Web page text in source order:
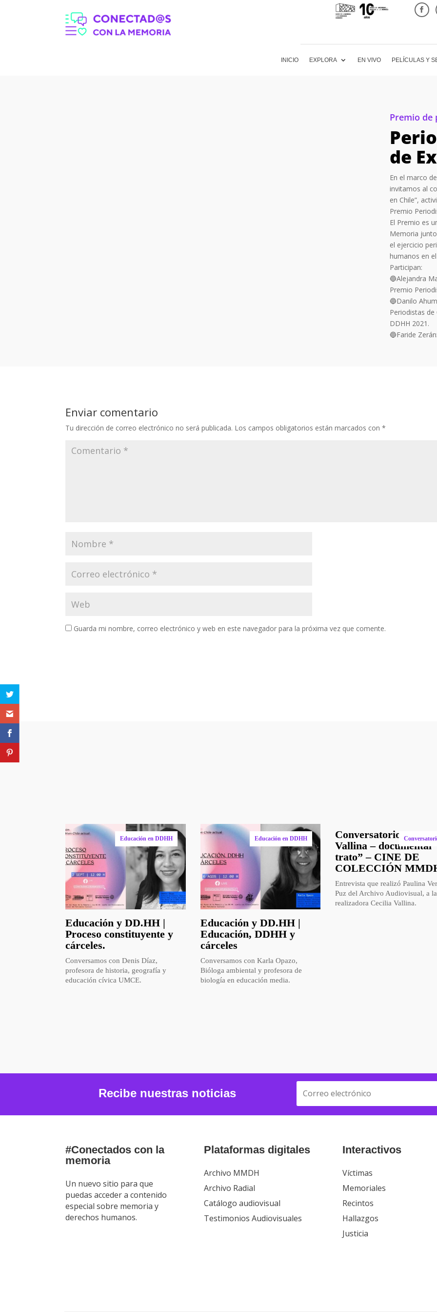
INICIO EXPLORA EN VIVO PELÍCULAS Y
Premio de
de
En el marco
invitamos al
en Chile”,
Premio
El Premio es
Memoria
el ejercicio
humanos en
Participan:
🔵Alejandra
Premio
🔵Danilo
Periodistas
DDHH 2021.
🔵Faride
Enviar comentario
Tu dirección de correo electrónico no será publicada. Los campos obligatorios están marcados con*
Guarda mi nombre, correo electrónico y web en este navegador para la próxima vez que comente.
Educación en DDHH
Educación y DD.HH |
Proceso constituyente y
cárceles.
Conversamos con Denis Díaz,
profesora de historia, geografía y
educación cívica UMCE.
Educación en DDHH
Educación y DD.HH |
Educación, DDHH y
cárceles
Conversamos con Karla Opazo,
Bióloga ambiental y profesora de
biología en educación media.
Conversatorio con
Vallina – documental
trato” – CINE DE
COLECCIÓN
Entrevista que realizó Paulina
Puz del Archivo Audiovisual, a la
realizadora Cecilia Vallina.
Recibe nuestras noticias
#Conectados con la
memoria
Un nuevo sitio para que
puedas acceder a contenido
especial sobre memoria y
derechos humanos.
Plataformas digitales
Archivo MMDH
Archivo Radial
Catálogo audiovisual
Testimonios Audiovisuales
Interactivos
Víctimas
Memoriales
Recintos
Hallazgos
Justicia